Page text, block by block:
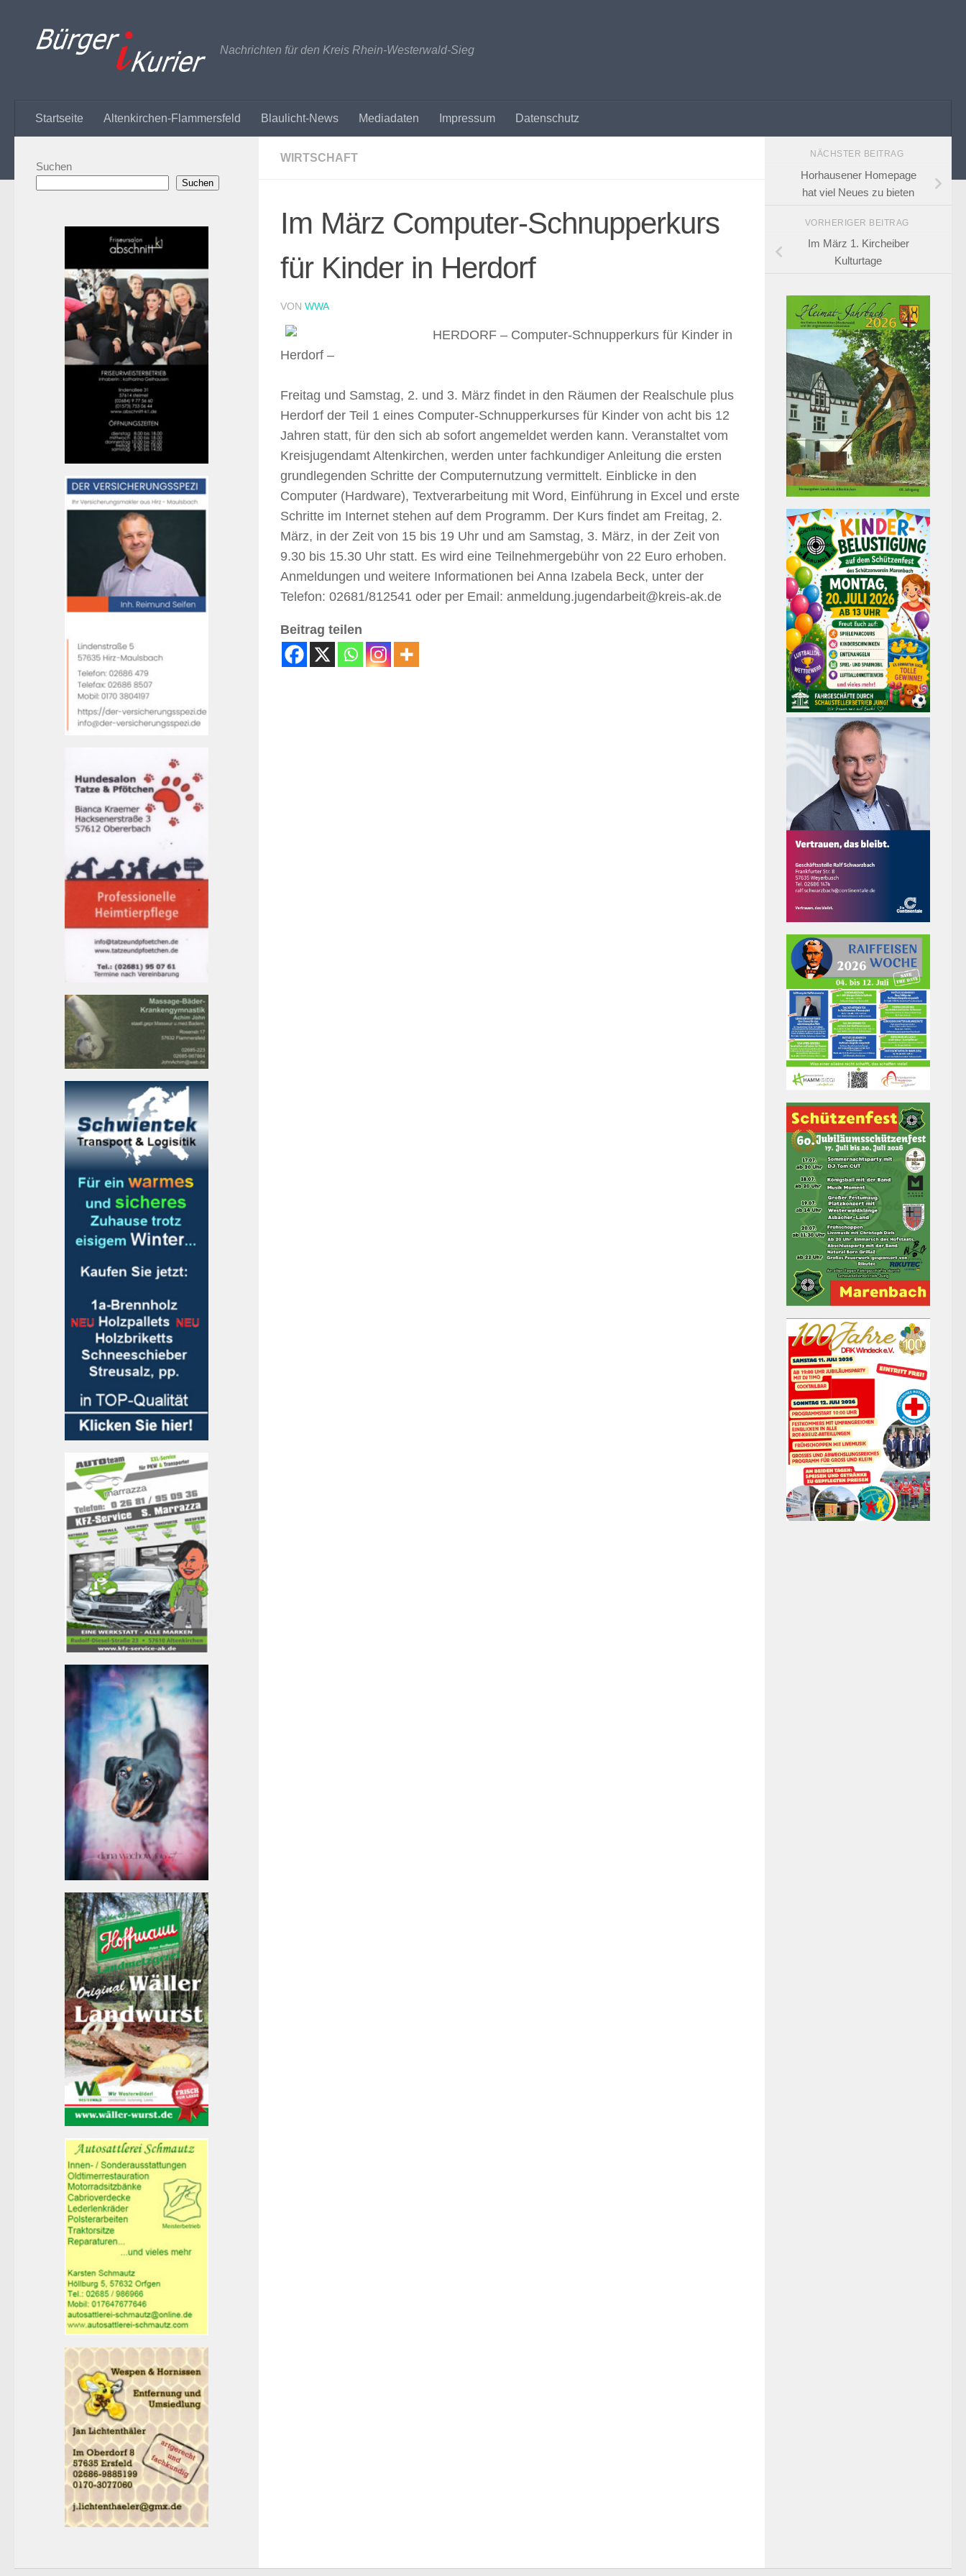
Nachrichten für den Kreis Rhein-Westerwald-Sieg
Startseite Altenkirchen-Flammersfeld Blaulicht-News Mediadaten Impressum Datenschutz
WIRTSCHAFT
Im März Computer-Schnupperkurs
für Kinder in Herdorf
VON WWA
HERDORF – Computer-Schnupperkurs für Kinder in
Herdorf –
Freitag und Samstag, 2. und 3. März findet in den Räumen der Realschule plus
Herdorf der Teil 1 eines Computer-Schnupperkurses für Kinder von acht bis 12
Jahren statt, für den sich ab sofort angemeldet werden kann. Veranstaltet vom
Kreisjugendamt Altenkirchen, werden unter fachkundiger Anleitung die ersten
grundlegenden Schritte der Computernutzung vermittelt. Einblicke in den
Computer (Hardware), Textverarbeitung mit Word, Einführung in Excel und erste
Schritte im Internet stehen auf dem Programm. Der Kurs findet am Freitag, 2.
März, in der Zeit von 15 bis 19 Uhr und am Samstag, 3. März, in der Zeit von
9.30 bis 15.30 Uhr statt. Es wird eine Teilnehmergebühr von 22 Euro erhoben.
Anmeldungen und weitere Informationen bei Anna Izabela Beck, unter der
Telefon: 02681/812541 oder per Email: anmeldung.jugendarbeit@kreis-ak.de
Beitrag teilen
Suchen
Suchen
NÄCHSTER BEITRAG
Horhausener Homepage
hat viel Neues zu bieten
VORHERIGER BEITRAG
Im März 1. Kircheiber
Kulturtage